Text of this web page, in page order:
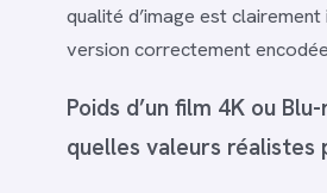
qualité d’image est
version correctement
Poids d’un film 4K ou
quelles valeurs réalistes